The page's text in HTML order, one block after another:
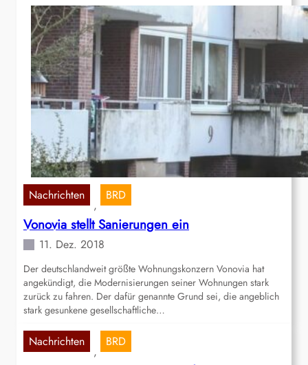
Nachrichten
,
BRD
Vonovia stellt Sanierungen ein
11. Dez. 2018
Der deutschlandweit größte Wohnungskonzern Vonovia hat
angekündigt, die Modernisierungen seiner Wohnungen stark
zurück zu fahren. Der dafür genannte Grund sei, die angeblich
stark gesunkene gesellschaftliche…
Nachrichten
,
BRD